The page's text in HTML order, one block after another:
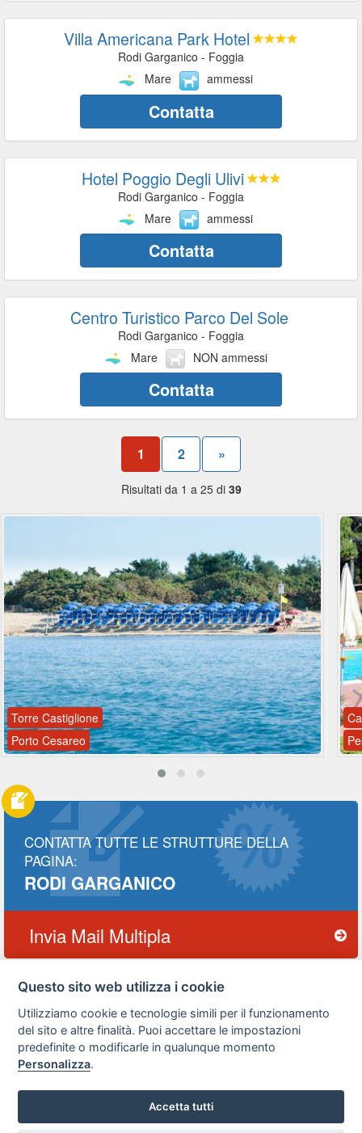
Villa Americana Park Hotel
Rodi Garganico - Foggia
Mare
ammessi
Contatta
Hotel Poggio Degli Ulivi
Rodi Garganico - Foggia
Mare
ammessi
Contatta
Centro Turistico Parco Del Sole
Rodi Garganico - Foggia
Mare
NON ammessi
Contatta
1 2 »
Risultati da 1 a 25 di 39
Torre Castiglione
Porto Cesareo
CONTATTA TUTTE LE STRUTTURE DELLA
PAGINA:
RODI GARGANICO
Invia Mail Multipla
Privacy
policy
Avviso
legale
Scrivici
Copyright © 2008
SVILUPPO TURISMO ITALIA S.r.L. unipersonale
Questo sito web utilizza i cookie
Utilizziamo cookie e tecnologie simili per il funzionamento
del sito e altre finalità. Puoi accettare le impostazioni
predefinite o modificarle in qualunque momento
Personalizza.
Accetta tutti